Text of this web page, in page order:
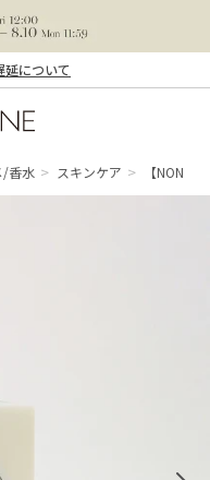
延について
/香水 スキンケア 【